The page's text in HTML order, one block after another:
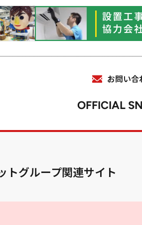
お問い合
OFFICIAL
トグループ関連サイト